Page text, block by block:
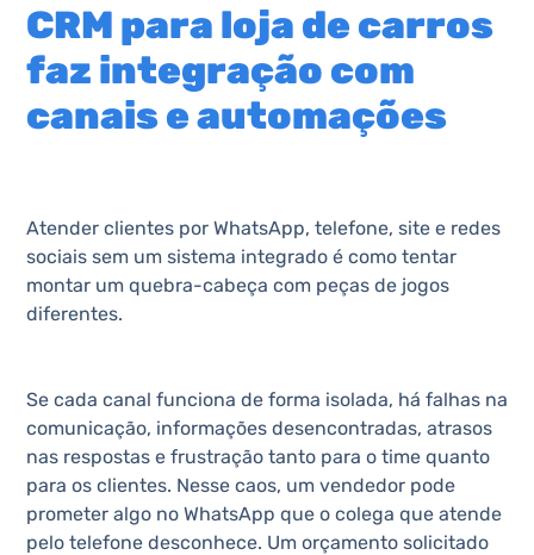
CRM para loja de carros
faz integração com
canais e automações
Atender clientes por WhatsApp, telefone, site e redes
sociais sem um sistema integrado é como tentar
montar um quebra-cabeça com peças de jogos
diferentes.
Se cada canal funciona de forma isolada, há falhas na
comunicação, informações desencontradas, atrasos
nas respostas e frustração tanto para o time quanto
para os clientes. Nesse caos, um vendedor pode
prometer algo no WhatsApp que o colega que atende
pelo telefone desconhece. Um orçamento solicitado